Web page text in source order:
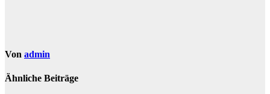
Von admin
Ähnliche Beiträge